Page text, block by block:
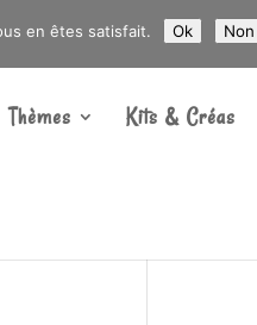
Thèmes Kits & Créas
en êtes satisfait. Ok